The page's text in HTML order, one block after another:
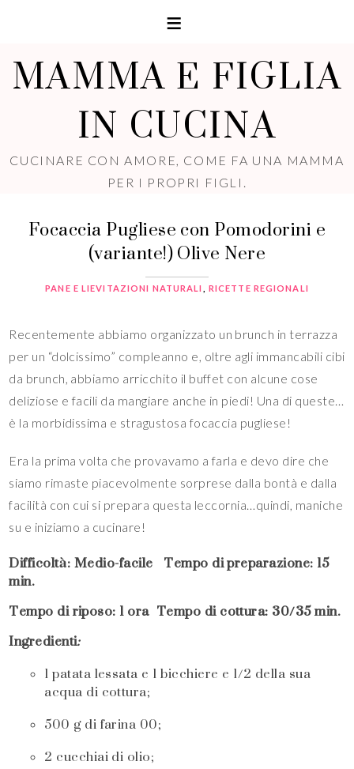
MAMMA E FIGLIA
IN CUCINA
CUCINARE CON AMORE, COME FA UNA MAMMA
PER I PROPRI FIGLI.
Focaccia Pugliese con Pomodorini e
(variante!) Olive Nere
PANE E LIEVITAZIONI NATURALI RICETTE REGIONALI
Recentemente abbiamo organizzato un brunch in terrazza
per un “dolcissimo” compleanno e, oltre agli immancabili cibi
da brunch, abbiamo arricchito il buffet con alcune cose
deliziose e facili da mangiare anche in piedi! Una di queste…
è la morbidissima e stragustosa focaccia pugliese!
Era la prima volta che provavamo a farla e devo dire che
siamo rimaste piacevolmente sorprese dalla bontà e dalla
facilità con cui si prepara questa leccornia…quindi, maniche
su e iniziamo a cucinare!
Difficoltà: Medio-facile Tempo di preparazione: 15
min.
Tempo di riposo: 1 ora Tempo di cottura: 30/35 min.
Ingredienti:
1 patata lessata e 1 bicchiere e 1/2 della sua
acqua di cottura;
500 g di farina 00;
2 cucchiai di olio;